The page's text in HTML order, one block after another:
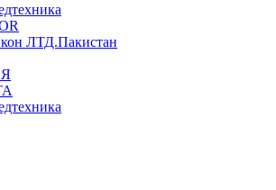
ЛТД.Пакистан